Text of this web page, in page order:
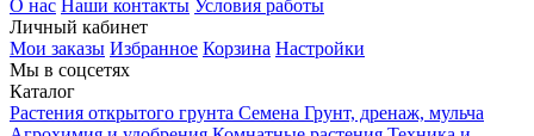
О нас Наши контакты Условия работы
Личный кабинет
Мои заказы Избранное Корзина Настройки
Мы в соцсетях
Каталог
Растения открытого грунта Семена Грунт, дренаж, мульча